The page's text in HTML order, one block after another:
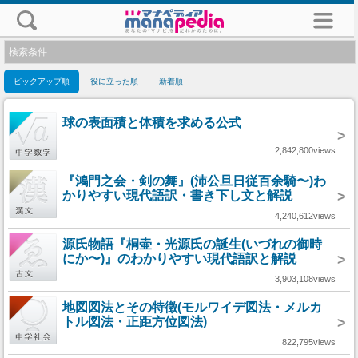
検索条件
ピックアップ順 役に立った順 新着順
球の表面積と体積を求める公式
>
2,842,800views
『鴻門之会・剣の舞』(沛公旦日従百余騎〜)わ
かりやすい現代語訳・書き下し文と解説
>
4,240,612views
源氏物語『桐壷・光源氏の誕生(いづれの御時
にか〜)』のわかりやすい現代語訳と解説
>
3,903,108views
地図図法とその特徴(モルワイデ図法・メルカ
トル図法・正距方位図法)
>
822,795views